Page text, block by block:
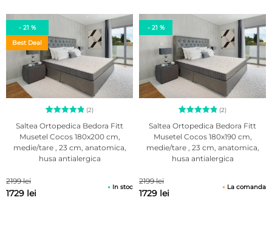
- 21 %
Best Deal
Evaluat la
5.00
din 5 pe
baza a
2
evaluări
(2)
Saltea Ortopedica Bedora Fitt
Musetel Cocos 180x200 cm,
medie/tare , 23 cm, anatomica,
husa antialergica
2199 lei
1729 lei
In stoc
- 21 %
Evaluat la
5.00
din 5 pe
baza a
2
evaluări
(2)
Saltea Ortopedica Bedora Fitt
Musetel Cocos 180x190 cm,
medie/tare , 23 cm, anatomica,
husa antialergica
2199 lei
1729 lei
La comanda